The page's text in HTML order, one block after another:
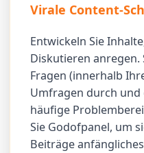
Virale Content-
Entwickeln Sie
Diskutieren anregen.
Fragen (innerhalb
Umfragen durch und
häufige
Sie Godofpanel, um
Beiträge